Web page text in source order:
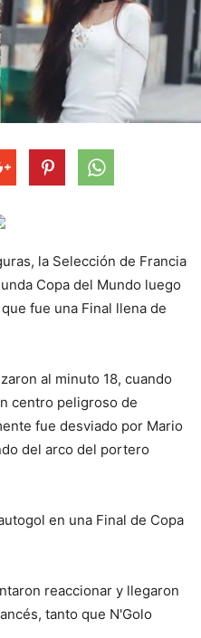
la Selección de Francia
Copa del Mundo luego
fue una Final llena de
al minuto 18, cuando
centro peligroso de
fue desviado por Mario
del arco del portero
en una Final de Copa
reaccionar y llegaron
tanto que N'Golo